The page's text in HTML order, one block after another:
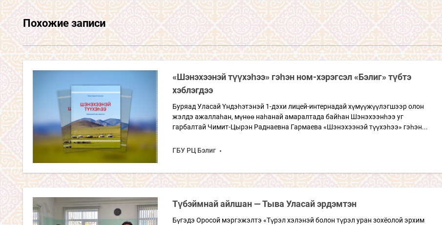
Похожие записи
«Шэнэхээнэй түүхэһээ» гэһэн ном-хэрэгсэл «Бэлиг» түбтэ
хэблэгдээ
Буряад Уласай Үндэһэтэнэй 1-дэхи лицей-интернадай хүмүүжүүлэгшээр олон
жэлдэ ажаллаһан, мүнөө наһанай амаралтада байһан Шэнэхээнһээ уг
гарбалтай Чимит-Цырэн Раднаевна Гармаева «Шэнэхээнэй түүхэһээ» гэһэн...
ГБУ РЦ Бэлиг
Түбэймнай айлшан — Тыва Уласай эрдэмтэн
Бүгэдэ Оросой мэргэжэлтэ «Түрэл хэлэнэй болон түрэл уран зохёолой эрхим